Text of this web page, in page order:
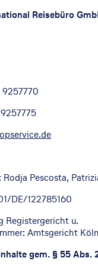
Reisebüro
Pescosta,
DE/122785160
Registergericht u.
Amtsgericht
gem. § 55 Abs.